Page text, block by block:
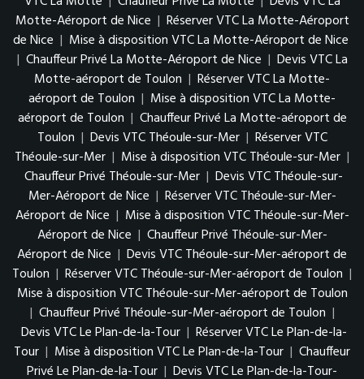
Motte-Aéroport de Nice | Réserver VTC La Motte-Aéroport
de Nice | Mise à disposition VTC La Motte-Aéroport de Nice
| Chauffeur Privé La Motte-Aéroport de Nice | Devis VTC La
Motte-aéroport de Toulon | Réserver VTC La Motte-
aéroport de Toulon | Mise à disposition VTC La Motte-
aéroport de Toulon | Chauffeur Privé La Motte-aéroport de
Toulon | Devis VTC Théoule-sur-Mer | Réserver VTC
Théoule-sur-Mer | Mise à disposition VTC Théoule-sur-Mer |
Chauffeur Privé Théoule-sur-Mer | Devis VTC Théoule-sur-
Mer-Aéroport de Nice | Réserver VTC Théoule-sur-Mer-
Aéroport de Nice | Mise à disposition VTC Théoule-sur-Mer-
Aéroport de Nice | Chauffeur Privé Théoule-sur-Mer-
Aéroport de Nice | Devis VTC Théoule-sur-Mer-aéroport de
Toulon | Réserver VTC Théoule-sur-Mer-aéroport de Toulon |
Mise à disposition VTC Théoule-sur-Mer-aéroport de Toulon
| Chauffeur Privé Théoule-sur-Mer-aéroport de Toulon |
Devis VTC Le Plan-de-la-Tour | Réserver VTC Le Plan-de-la-
Tour | Mise à disposition VTC Le Plan-de-la-Tour | Chauffeur
Privé Le Plan-de-la-Tour | Devis VTC Le Plan-de-la-Tour-